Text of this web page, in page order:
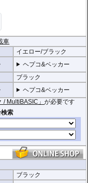
ります。
く、また高いホールド性能
(メーカー推奨最大速度 : 13
タイプの一体型インナーバ
せん)
安全性を高めるリフレクタ
ど様々なセキュリティオプ
たままでの操作が可能で、
車
イエロー/ブラック
ヘプコ&ベッカー
ブラック
ヘプコ&ベッカー
/ MultiBASIC」が必要です
ブラック